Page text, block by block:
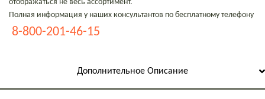
отображаться не весь ассортимент.
Полная информация у наших консультантов по бесплатному телефону
8-800-201-46-15
Дополнительное Описание